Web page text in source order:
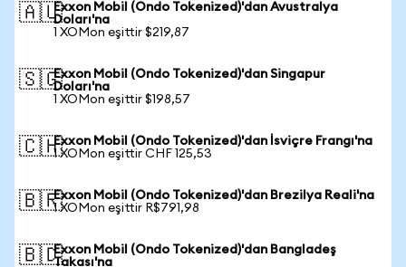
🇦🇺Exxon Mobil (Ondo Tokenized)'dan Avustralya
Doları'na
1 XOMon eşittir $219,87
🇸🇬Exxon Mobil (Ondo Tokenized)'dan Singapur
Doları'na
1 XOMon eşittir $198,57
🇨🇭Exxon Mobil (Ondo Tokenized)'dan İsviçre Frangı'na
1 XOMon eşittir CHF 125,53
🇧🇷Exxon Mobil (Ondo Tokenized)'dan Brezilya Reali'na
1 XOMon eşittir R$791,98
🇧🇩Exxon Mobil (Ondo Tokenized)'dan Bangladeş
Takası'na